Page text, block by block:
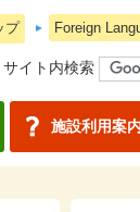
プ Foreign
サイト内検索
施設利用案